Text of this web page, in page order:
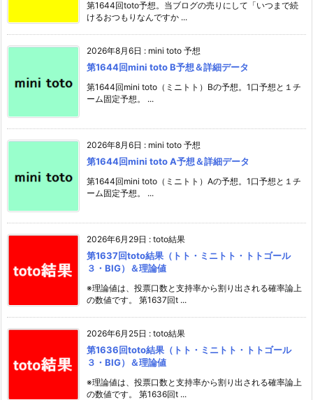
第1644回toto予想。当ブログの売りにして「いつまで続
けるおつもりなんですか ...
2026年8月6日 : mini toto 予想
第1644回mini toto B予想＆詳細データ
第1644回mini toto（ミニトト）Bの予想。1口予想と１チ
ーム固定予想。 ...
2026年8月6日 : mini toto 予想
第1644回mini toto A予想＆詳細データ
第1644回mini toto（ミニトト）Aの予想。1口予想と１チ
ーム固定予想。 ...
2026年6月29日 : toto結果
第1637回toto結果（トト・ミニトト・トトゴール
３・BIG）＆理論値
※理論値は、投票口数と支持率から割り出される確率論上
の数値です。 第1637回t ...
2026年6月25日 : toto結果
第1636回toto結果（トト・ミニトト・トトゴール
３・BIG）＆理論値
※理論値は、投票口数と支持率から割り出される確率論上
の数値です。 第1636回t ...